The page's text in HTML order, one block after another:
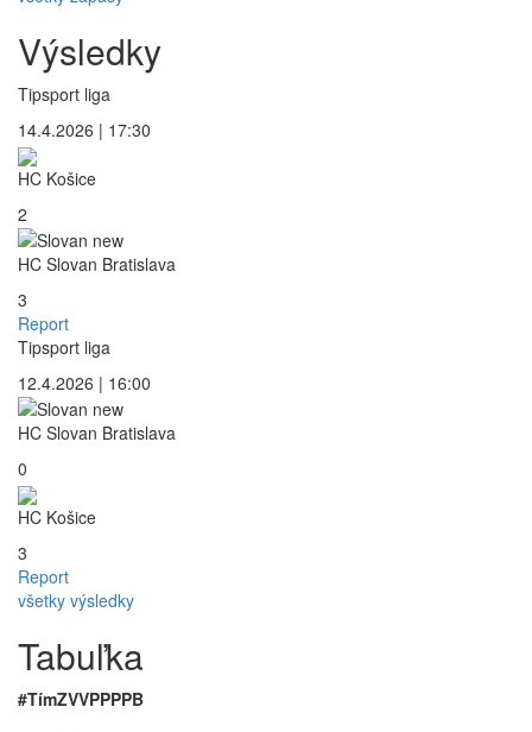
Výsledky
Tipsport liga
14.4.2026 | 17:30
HC Košice
2
HC Slovan Bratislava
3
Report
Tipsport liga
12.4.2026 | 16:00
HC Slovan Bratislava
0
HC Košice
3
Report
všetky výsledky
Tabuľka
#TímZVVPPPPB